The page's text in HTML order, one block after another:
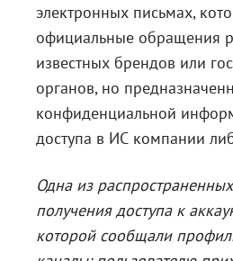
электронных письмах,
официальные обращения
известных брендов или
органов, но
конфиденциальной
доступа в ИС компании
Одна из
получения доступа к
которой сообщали